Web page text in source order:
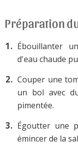
Préparation
Ébouillanter
d'eau chaude
Couper une
un bol avec
pimentée.
Égoutter une
émincer de la